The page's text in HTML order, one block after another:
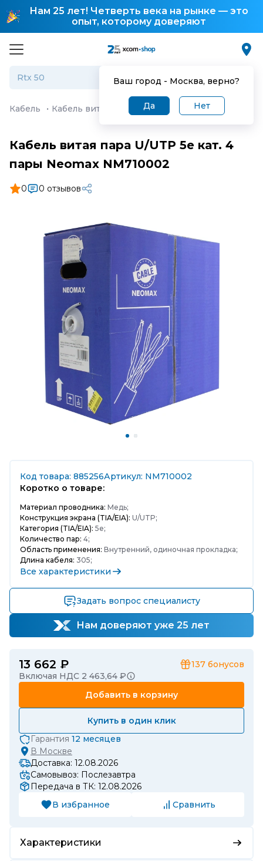
Нам 25 лет! Четверть века на рынке — это
опыт, которому доверяют
Ваш город - Москва, верно?
Да Нет
Кабель · Кабель витая пара U/UTP 5e кат. 4 пары
Кабель витая пара U/UTP 5e кат. 4
пары Neomax NM710002
0 0 отзывов
Код товара: 885256Артикул: NM710002
Коротко о товаре:
Материал проводника: Медь;
Конструкция экрана (TIA/EIA): U/UTP;
Категория (TIA/EIA): 5e;
Количество пар: 4;
Область применения: Внутренний, одиночная прокладка;
Длина кабеля: 305;
Все характеристики
Задать вопрос специалисту
Нам доверяют уже 25 лет
13 662 ₽ 137 бонусов
Включая НДС 2 463,64 ₽
Добавить в корзину
Купить в один клик
Гарантия 12 месяцев
В Москве
Доставка: 12.08.2026
Самовывоз: Послезавтра
Передача в ТК: 12.08.2026
В избранное
Сравнить
Характеристики